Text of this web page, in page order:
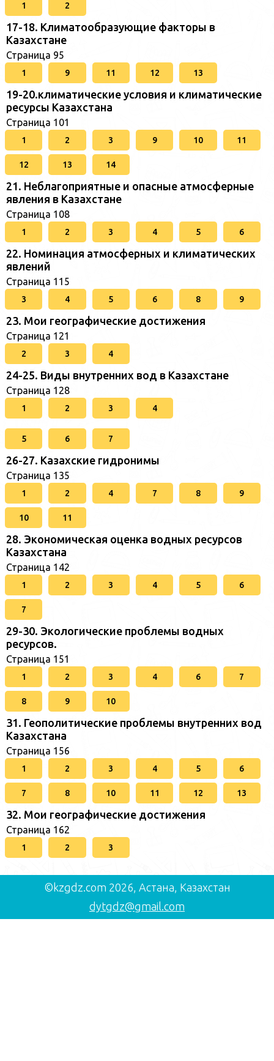
1 2
17-18. Климатообразующие факторы в
Казахстане
Страница 95
1 9 11 12 13
19-20.климатические условия и климатические
ресурсы Казахстана
Страница 101
1 2 3 9 10 11
12 13 14
21. Неблагоприятные и опасные атмосферные
явления в Казахстане
Страница 108
1 2 3 4 5 6
22. Номинация атмосферных и климатических
явлений
Страница 115
3 4 5 6 8 9
23. Мои географические достижения
Страница 121
2 3 4
24-25. Виды внутренних вод в Казахстане
Страница 128
1 2 3 4
5 6 7
26-27. Казахские гидронимы
Страница 135
1 2 4 7 8 9
10 11
28. Экономическая оценка водных ресурсов
Казахстана
Страница 142
1 2 3 4 5 6
7
29-30. Экологические проблемы водных
ресурсов.
Страница 151
1 2 3 4 6 7
8 9 10
31. Геополитические проблемы внутренних вод
Казахстана
Страница 156
1 2 3 4 5 6
7 8 10 11 12 13
32. Мои географические достижения
Страница 162
1 2 3
©kzgdz.com 2026, Астана, Казахстан
dytgdz@gmail.com